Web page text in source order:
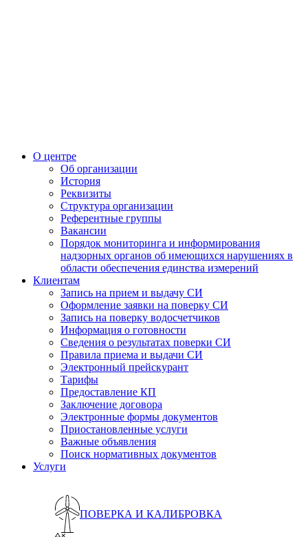
О центре
Об организации
История
Реквизиты
Структура организации
Референтные группы
Вакансии
Порядок мониторинга и информирования
надзорных органов об имеющихся нарушениях в
области обеспечения единства измерений
Клиентам
Запись на прием и выдачу СИ
Оформление заявки на поверку СИ
Запись на поверку водосчетчиков
Информация о готовности
Сведения о результатах поверки СИ
Правила приема и выдачи СИ
Электронный прейскурант
Тарифы
Предоставление КП
Заключение договора
Электронные формы документов
Приостановленные услуги
Важные объявления
Поиск нормативных документов
Услуги
ПОВЕРКА И КАЛИБРОВКА